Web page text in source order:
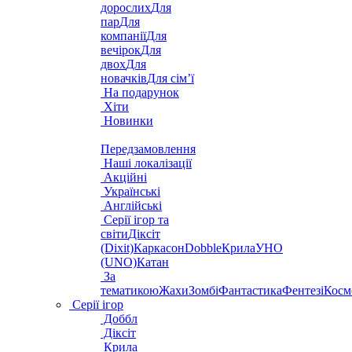
дорослихДля
парДля
компаніїДля
вечірокДля
двохДля
новачківДля сім’ї
На подарунок
Хіти
Новинки
Передзамовлення
Наші локалізації
Акційні
Українські
Англійські
Серії ігор та
світиДіксіт
(Dixit)КаркасонDobbleКрилаУНО
(UNO)Катан
За
тематикоюЖахиЗомбіФантастикаФентезі
Серії ігор
Доббл
Діксіт
Крила